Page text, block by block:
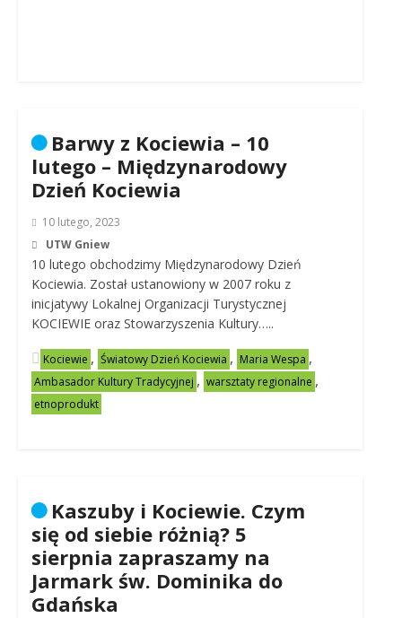
Barwy z Kociewia – 10
lutego – Międzynarodowy
Dzień Kociewia
10 lutego, 2023
UTW Gniew
10 lutego obchodzimy Międzynarodowy Dzień
Kociewia. Został ustanowiony w 2007 roku z
inicjatywy Lokalnej Organizacji Turystycznej
KOCIEWIE oraz Stowarzyszenia Kultury…..
Kociewie , Światowy Dzień Kociewia , Maria Wespa ,
Ambasador Kultury Tradycyjnej , warsztaty regionalne ,
etnoprodukt
Kaszuby i Kociewie. Czym
się od siebie różnią? 5
sierpnia zapraszamy na
Jarmark św. Dominika do
Gdańska